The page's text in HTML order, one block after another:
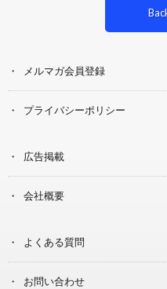
メルマガ会員登録
プライバシーポリシー
広告掲載
会社概要
よくある質問
お問い合わせ